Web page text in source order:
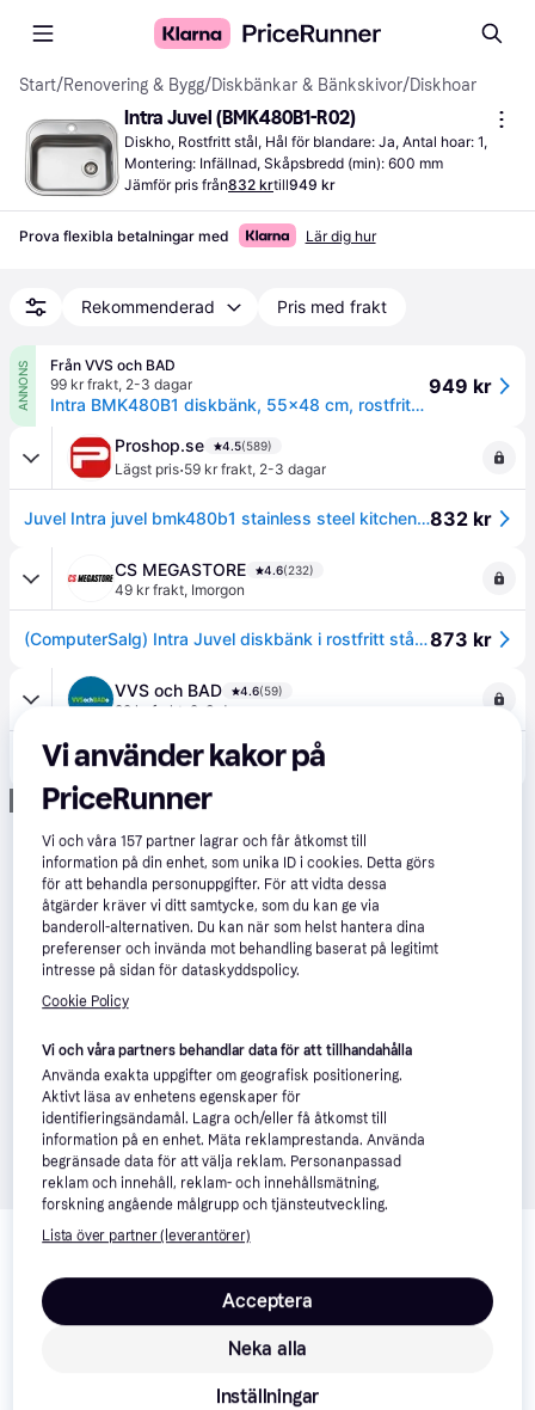
Start/Renovering & Bygg/Diskbänkar & Bänkskivor/Diskhoar
Intra Juvel (BMK480B1-R02)
Diskho, Rostfritt stål, Hål för blandare: Ja, Antal hoar: 1,
Montering: Infällnad, Skåpsbredd (min): 600 mm
Jämför pris från832 krtill949 kr
Prova flexibla betalningar med Lär dig hur
Rekommenderad Pris med frakt
ANNONS
Från VVS och BAD
99 kr frakt, 2-3 dagar
Intra BMK480B1 diskbänk, 55x48 cm, rostfritt stål
949 kr
Proshop.se 4.5(589)
Lägst pris·59 kr frakt, 2-3 dagar
Juvel Intra juvel bmk480b1 stainless steel kitchen sink inset with832 kr
CS MEGASTORE 4.6(232)
49 kr frakt, Imorgon
(ComputerSalg) Intra Juvel diskbänk i rostfritt stål 550x480 mm (480x340) med blandarhål och manuell sil873 kr
VVS och BAD 4.6(59)
99 kr frakt 2-3 dagar
Intra BMK480B1 diskbänk, 55x48 cm, rostfritt stål
Annons
Relaterade produkter
intressera dig.
Trendande
Vi använder kakor på
PriceRunner
Vi och våra157 partner lagrar och får åtkomst till
information på din enhet, som unika ID i cookies. Detta görs
för att behandla personuppgifter. För att vidta dessa
åtgärder kräver vi ditt samtycke, som du kan ge via
banderoll-alternativen. Du kan när som helst hantera dina
preferenser och invända mot behandling baserat på legitimt
intresse på sidan för dataskyddspolicy.
Cookie Policy
Vi och våra partners behandlar data för att tillhandahålla
Använda exakta uppgifter om geografisk positionering.
Aktivt läsa av enhetens egenskaper för
identifieringsändamål. Lagra och/eller få åtkomst till
information på en enhet. Mäta reklamprestanda. Använda
begränsade data för att välja reklam. Personanpassad
reklam och innehåll, reklam- och innehållsmätning,
forskning angående målgrupp och tjänsteutveckling.
Lista över partner (leverantörer)
Neka alla
Acceptera
Inställningar